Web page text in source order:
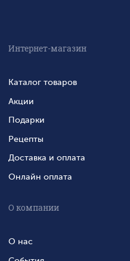
Интернет-магазин
Каталог товаров
Акции
Подарки
Рецепты
Доставка и оплата
Онлайн оплата
О компании
О нас